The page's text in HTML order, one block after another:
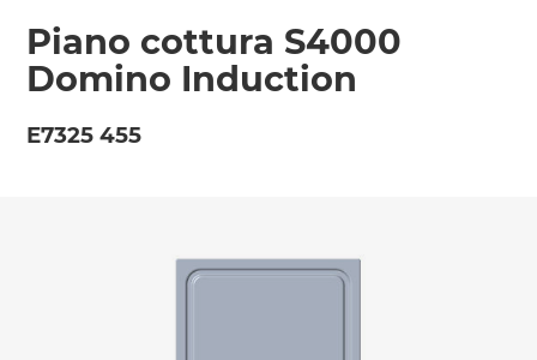
Piano cottura S4000
Domino Induction
E7325 455